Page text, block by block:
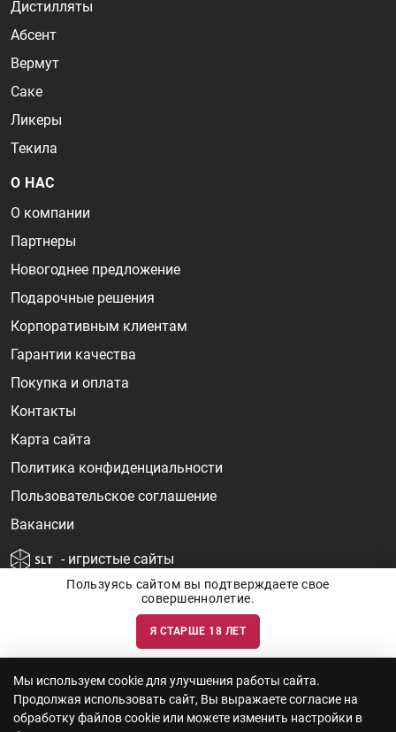
Дистилляты
Абсент
Вермут
Саке
Ликеры
Текила
О НАС
О компании
Партнеры
Новогоднее предложение
Подарочные решения
Корпоративным клиентам
Гарантии качества
Покупка и оплата
Контакты
Карта сайта
Политика конфиденциальности
Пользовательское соглашение
Вакансии
- игристые сайты
Информация о ценах и наличии товаров носит ознакомительный
характер и может быть не точной. Цены на импортные товары особенно
актуальности наличия товаров и цен вы так же можете уточнить по
телефону+7 (812) 715 06-66с 11-22 ежедневно.
ООО "Винум" ИНН 7814473915, Лицензия на торговлю алкоголем: №
серия 78АА №0012735, регистрационный номер 78РПА000752 от
Пользуясь сайтом вы подтверждаете свое
совершеннолетие.
Я СТАРШЕ 18 ЛЕТ
Мы используем cookie для улучшения работы сайта.
Продолжая использовать сайт, Вы выражаете согласие на
обработку файлов cookie или можете изменить настройки в